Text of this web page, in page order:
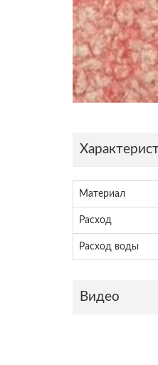
Материал
Расход
Расход воды
Видео